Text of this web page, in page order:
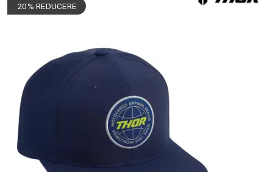
20% REDUCERE